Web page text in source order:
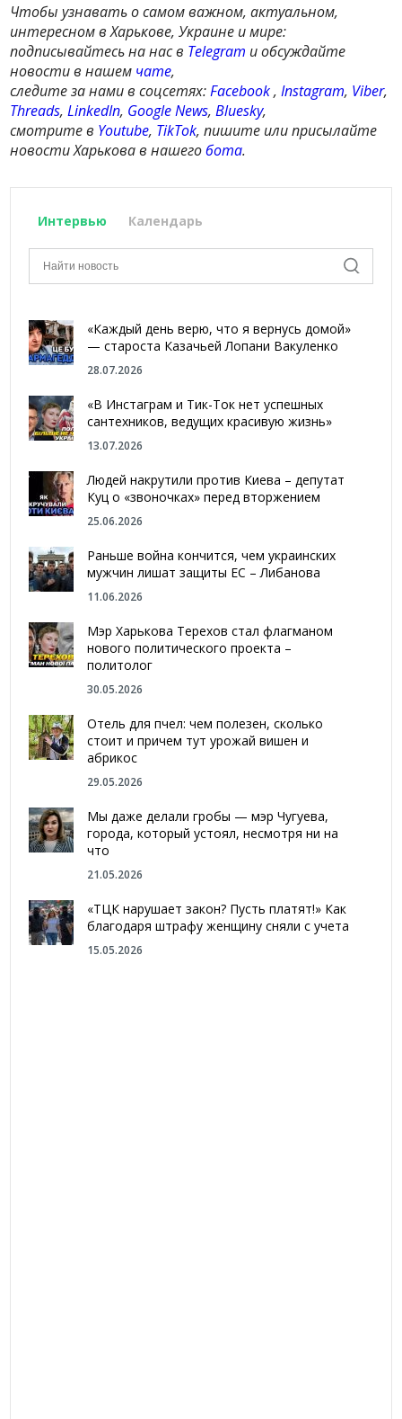
Чтобы узнавать о самом важном, актуальном,
интересном в Харькове, Украине и мире:
подписывайтесь на нас в Telegram и обсуждайте
новости в нашем чате,
следите за нами в соцсетях:Facebook,Instagram, Viber,
Threads,LinkedIn, Google News,Bluesky,
смотрите в Youtube, TikTok, пишите или присылайте
новости Харькова в нашегобота.
Интервью Календарь
«Каждый день верю, что я вернусь домой»
— староста Казачьей Лопани Вакуленко
28.07.2026
«В Инстаграм и Тик-Ток нет успешных
сантехников, ведущих красивую жизнь»
13.07.2026
Людей накрутили против Киева – депутат
Куц о «звоночках» перед вторжением
25.06.2026
Раньше война кончится, чем украинских
мужчин лишат защиты ЕС – Либанова
11.06.2026
Мэр Харькова Терехов стал флагманом
нового политического проекта –
политолог
30.05.2026
Отель для пчел: чем полезен, сколько
стоит и причем тут урожай вишен и
абрикос
29.05.2026
Мы даже делали гробы — мэр Чугуева,
города, который устоял, несмотря ни на
что
21.05.2026
«ТЦК нарушает закон? Пусть платят!» Как
благодаря штрафу женщину сняли с учета
15.05.2026